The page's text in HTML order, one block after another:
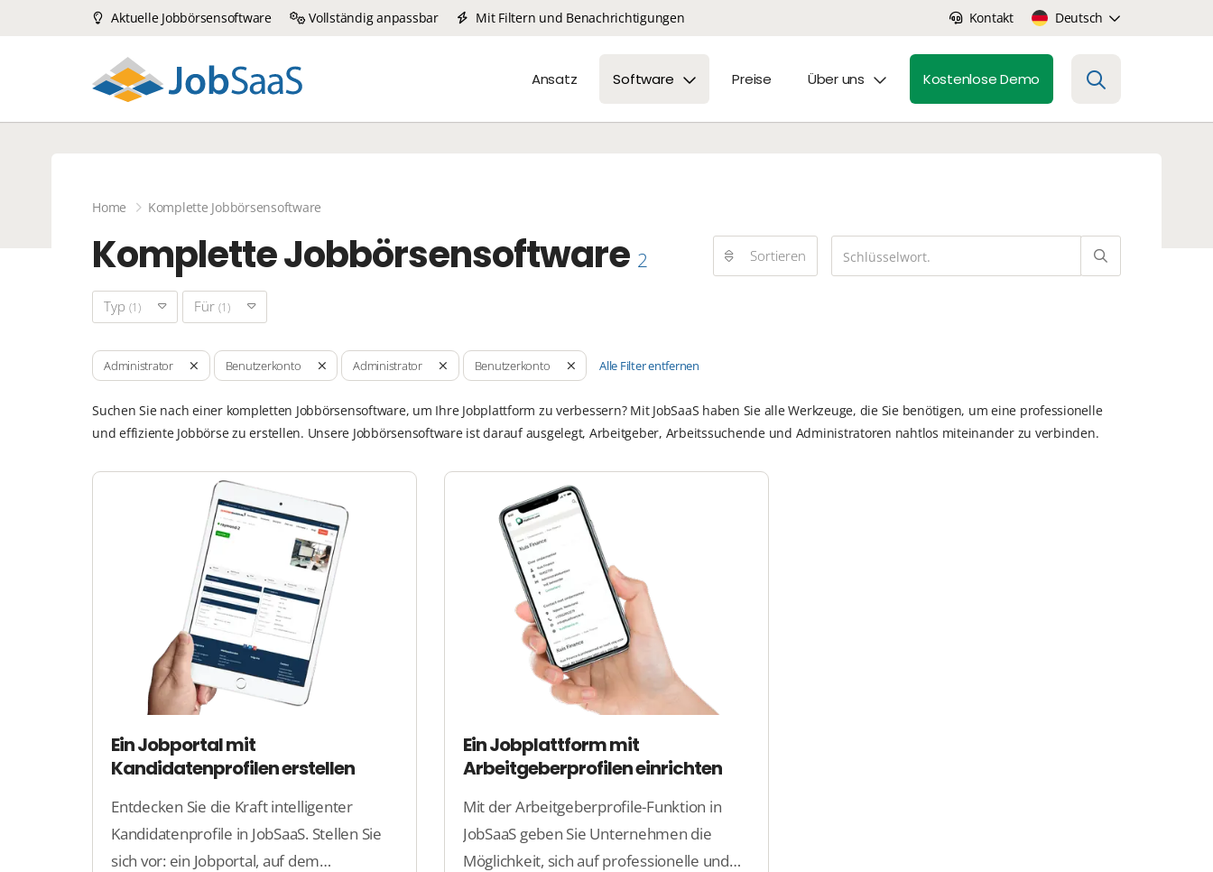
Home Komplette Jobbörsensoftware
Komplette Jobbörsensoftware 2 Sortieren
Typ (1) Für (1)
Administrator Benutzerkonto Administrator Benutzerkonto Alle Filter entfernen
Suchen Sie nach einer kompletten Jobbörsensoftware, um Ihre Jobplattform zu verbessern? Mit JobSaaS haben Sie alle Werkzeuge, die Sie benötigen, um eine professionelle
und effiziente Jobbörse zu erstellen. Unsere Jobbörsensoftware ist darauf ausgelegt, Arbeitgeber, Arbeitssuchende und Administratoren nahtlos miteinander zu verbinden.
Ein Jobportal mit
Kandidatenprofilen erstellen
Entdecken Sie die Kraft intelligenter
Kandidatenprofile in JobSaaS. Stellen Sie
sich vor: ein Jobportal, auf dem
Ein Jobplattform mit
Arbeitgeberprofilen einrichten
Mit der Arbeitgeberprofile-Funktion in
JobSaaS geben Sie Unternehmen die
Möglichkeit, sich auf professionelle und
Aktuelle Jobbörsensoftware Vollständig anpassbar Mit Filtern und Benachrichtigungen Kontakt Deutsch
Ansatz Software Preise Über uns Kostenlose Demo